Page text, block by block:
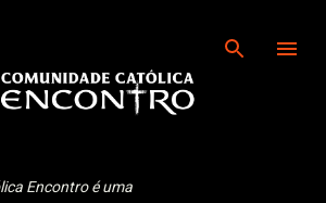
Encontro é uma